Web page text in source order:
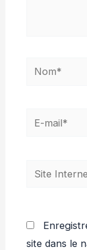
Nom*
E-
Site
site dans le